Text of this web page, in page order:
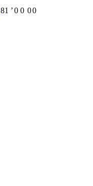
81 ʼ0 0 00